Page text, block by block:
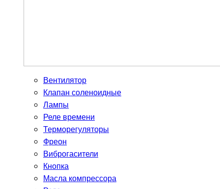
Вентилятор
Клапан соленоидные
Лампы
Реле времени
Терморегуляторы
Фреон
Виброгасители
Кнопка
Масла компрессора